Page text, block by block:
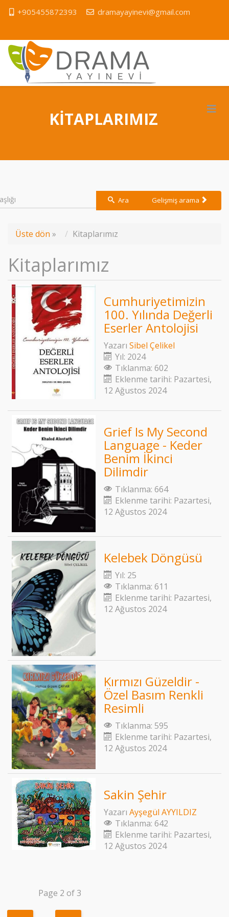
+905455872393 dramayayinevi@gmail.com
KİTAPLARIMIZ
Ara Gelişmiş arama
Üste dön » Kitaplarımız
Kitaplarımız
Cumhuriyetimizin
100. Yılında Değerli
Eserler Antolojisi
Yazarı Sibel Çelikel
Yıl: 2024
Tıklanma: 602
Eklenme tarihi: Pazartesi,
12 Ağustos 2024
Grief Is My Second
Language - Keder
Benim İkinci
Dilimdir
Tıklanma: 664
Eklenme tarihi: Pazartesi,
12 Ağustos 2024
Kelebek Döngüsü
Yıl: 25
Tıklanma: 611
Eklenme tarihi: Pazartesi,
12 Ağustos 2024
Kırmızı Güzeldir -
Özel Basım Renkli
Resimli
Tıklanma: 595
Eklenme tarihi: Pazartesi,
12 Ağustos 2024
Sakin Şehir
Yazarı Ayşegül AYYILDIZ
Tıklanma: 642
Eklenme tarihi: Pazartesi,
12 Ağustos 2024
Page 2 of 3